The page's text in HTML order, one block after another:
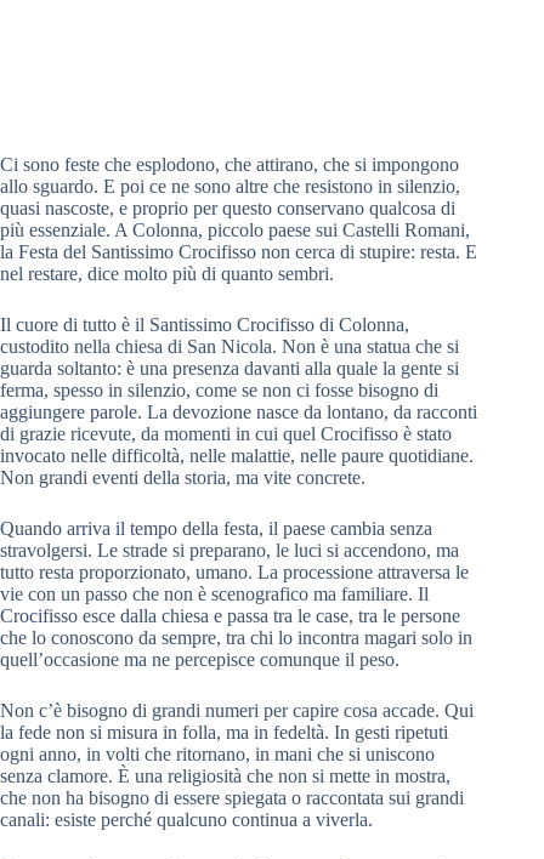
Ci sono feste che esplodono, che attirano, che si impongono
allo sguardo. E poi ce ne sono altre che resistono in silenzio,
quasi nascoste, e proprio per questo conservano qualcosa di
più essenziale. A Colonna, piccolo paese sui Castelli Romani,
la Festa del Santissimo Crocifisso non cerca di stupire: resta. E
nel restare, dice molto più di quanto sembri.
Il cuore di tutto è il Santissimo Crocifisso di Colonna,
custodito nella chiesa di San Nicola. Non è una statua che si
guarda soltanto: è una presenza davanti alla quale la gente si
ferma, spesso in silenzio, come se non ci fosse bisogno di
aggiungere parole. La devozione nasce da lontano, da racconti
di grazie ricevute, da momenti in cui quel Crocifisso è stato
invocato nelle difficoltà, nelle malattie, nelle paure quotidiane.
Non grandi eventi della storia, ma vite concrete.
Quando arriva il tempo della festa, il paese cambia senza
stravolgersi. Le strade si preparano, le luci si accendono, ma
tutto resta proporzionato, umano. La processione attraversa le
vie con un passo che non è scenografico ma familiare. Il
Crocifisso esce dalla chiesa e passa tra le case, tra le persone
che lo conoscono da sempre, tra chi lo incontra magari solo in
quell’occasione ma ne percepisce comunque il peso.
Non c’è bisogno di grandi numeri per capire cosa accade. Qui
la fede non si misura in folla, ma in fedeltà. In gesti ripetuti
ogni anno, in volti che ritornano, in mani che si uniscono
senza clamore. È una religiosità che non si mette in mostra,
che non ha bisogno di essere spiegata o raccontata sui grandi
canali: esiste perché qualcuno continua a viverla.